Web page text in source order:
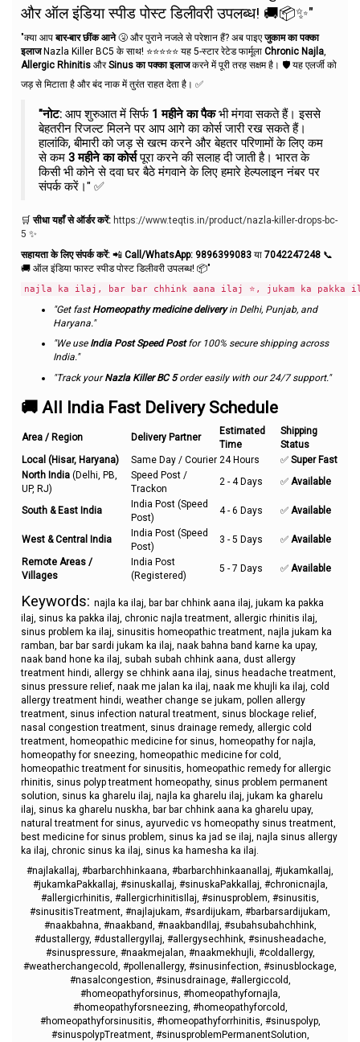
और ऑल इंडिया स्पीड पोस्ट डिलीवरी उपलब्ध! 🚚📦✨"
"क्या आपबार-बार छींक आने🤧 और पुराने नजले से परेशान हैं? अब पाइएजुकाम का पक्का
इलाजNazla Killer BC5 के साथ! ⭐⭐⭐⭐⭐ यह 5-स्टार रेटेड फार्मूला Chronic Najla
Allergic Rhinitis औरSinus का पक्का इलाजकरने में पूरी तरह सक्षम है। 🛡️ यह एलर्जी को
जड़ से मिटाता है और बंद नाक में तुरंत राहत देता है। ✅
"नोट: आप शुरुआत में सिर्फ 1 महीने का पैकभी मंगवा सकते हैं। इससे
बेहतरीन रिजल्ट मिलने पर आप आगे का कोर्स जारी रख सकते हैं।
हालांकि, बीमारी को जड़ से खत्म करने और बेहतर परिणामों के लिए कम
से कम 3 महीने का कोर्सपूरा करने की सलाह दी जाती है। भारत के
किसी भी कोने से दवा घर बैठे मंगवाने के लिए हमारे हेल्पलाइन नंबर पर
संपर्क करें।" ✅
🛒सीधा यहाँ से ऑर्डर करें: https://www.teqtis.in/product/nazla-killer-drops-bc-
5 ✨
सहायता के लिए संपर्क करें: 📲 Call/WhatsApp: 9896399083 या 7042247248 📞
🚚 ऑल इंडिया फास्ट स्पीड पोस्ट डिलीवरी उपलब्ध! 📦"
najla ka ilaj, bar bar chhink aana ilaj ⭐, jukam ka pakka
"Get fast Homeopathy medicine deliveryin Delhi, Punjab, and
Haryana."
"We use India Post Speed Postfor 100% secure shipping across
India."
"Track yourNazla Killer BC 5order easily with our 24/7 support."
🚚 All India Fast Delivery Schedule
Area / Region Delivery Partner
Estimated
Time
Shipping
Status
Local (Hisar, Haryana)
Same Day / Courier 24 Hours ✅ Super Fast
North India (Delhi, PB,
UP, RJ)
Speed Post /
Trackon
2 - 4 Days ✅ Available
South & East India
India Post (Speed
Post)
4 - 6 Days ✅ Available
West & Central India
India Post (Speed
Post)
3 - 5 Days ✅ Available
Remote Areas /
Villages
India Post
(Registered)
5 - 7 Days ✅ Available
Keywords: najla ka ilaj, bar bar chhink aana ilaj, jukam ka pakka
ilaj, sinus ka pakka ilaj, chronic najla treatment, allergic rhinitis ilaj,
sinus problem ka ilaj, sinusitis homeopathic treatment, najla jukam ka
ramban, bar bar sardi jukam ka ilaj, naak bahna band karne ka upay,
naak band hone ka ilaj, subah subah chhink aana, dust allergy
treatment hindi, allergy se chhink aana ilaj, sinus headache treatment,
sinus pressure relief, naak me jalan ka ilaj, naak me khujli ka ilaj, cold
allergy treatment hindi, weather change se jukam, pollen allergy
treatment, sinus infection natural treatment, sinus blockage relief,
nasal congestion treatment, sinus drainage remedy, allergic cold
treatment, homeopathic medicine for sinus, homeopathy for najla,
homeopathy for sneezing, homeopathic medicine for cold,
homeopathic treatment for sinusitis, homeopathic remedy for allergic
rhinitis, sinus polyp treatment homeopathy, sinus problem permanent
solution, sinus ka gharelu ilaj, najla ka gharelu ilaj, jukam ka gharelu
ilaj, sinus ka gharelu nuskha, bar bar chhink aana ka gharelu upay,
natural treatment for sinus, ayurvedic vs homeopathy sinus treatment,
best medicine for sinus problem, sinus ka jad se ilaj, najla sinus allergy
ka ilaj, chronic sinus ka ilaj, sinus ka hamesha ka ilaj.
#najlakaIlaj, #barbarchhinkaana, #barbarchhinkaanaIlaj, #jukamkaIlaj,
#jukamkaPakkaIlaj, #sinuskaIlaj, #sinuskaPakkaIlaj, #chronicnajla,
#allergicrhinitis, #allergicrhinitisIlaj, #sinusproblem, #sinusitis,
#sinusitisTreatment, #najlajukam, #sardijukam, #barbarsardijukam,
#naakbahna, #naakband, #naakbandIlaj, #subahsubahchhink,
#dustallergy, #dustallergyIlaj, #allergysechhink, #sinusheadache,
#sinuspressure, #naakmejalan, #naakmekhujli, #coldallergy,
#weatherchangecold, #pollenallergy, #sinusinfection, #sinusblockage,
#nasalcongestion, #sinusdrainage, #allergiccold,
#homeopathyforsinus, #homeopathyfornajla,
#homeopathyforsneezing, #homeopathyforcold,
#homeopathyforsinusitis, #homeopathyforrhinitis, #sinuspolyp,
#sinuspolypTreatment, #sinusproblemPermanentSolution,